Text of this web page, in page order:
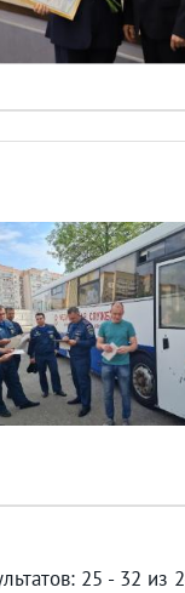
25 - 32 из